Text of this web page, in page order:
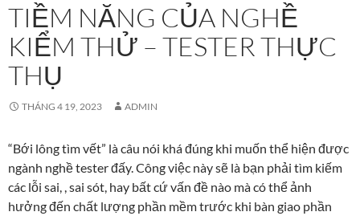
TIỀM NĂNG CỦA NGHỀ
KIỂM THỬ – TESTER THỰC
THỤ
THÁNG 4 19, 2023 ADMIN
“Bới lông tìm vết” là câu nói khá đúng khi muốn thể hiện được
ngành nghề tester đấy. Công việc này sẽ là bạn phải tìm kiếm
các lỗi sai, , sai sót, hay bất cứ vấn đề nào mà có thể ảnh
hưởng đến chất lượng phần mềm trước khi bàn giao phần